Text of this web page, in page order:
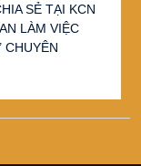
SẺ TẠI KCN
LÀM VIỆC